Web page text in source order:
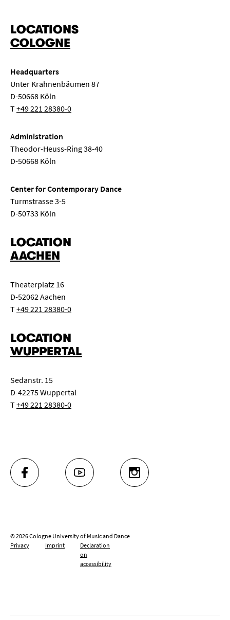
LOCATIONS
COLOGNE
Headquarters
Unter Krahnenbäumen 87
D-50668 Köln
T+49 221 28380-0
Administration
Theodor-Heuss-Ring 38-40
D-50668 Köln
Center for Contemporary Dance
Turmstrasse 3-5
D-50733 Köln
LOCATION
AACHEN
Theaterplatz 16
D-52062 Aachen
T+49 221 28380-0
LOCATION
WUPPERTAL
Sedanstr. 15
D-42275 Wuppertal
T+49 221 28380-0
FACEBOOK YOUTUBE INSTAGRAM
© 2026 Cologne University of Music and Dance
Privacy
Imprint
Declaration
on
accessibility